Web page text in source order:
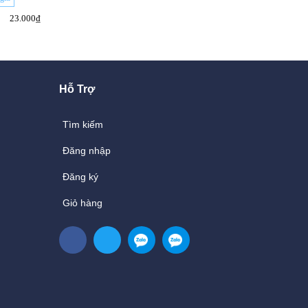
23.000₫
Hỗ Trợ
Tìm kiếm
Đăng nhập
Đăng ký
Giỏ hàng